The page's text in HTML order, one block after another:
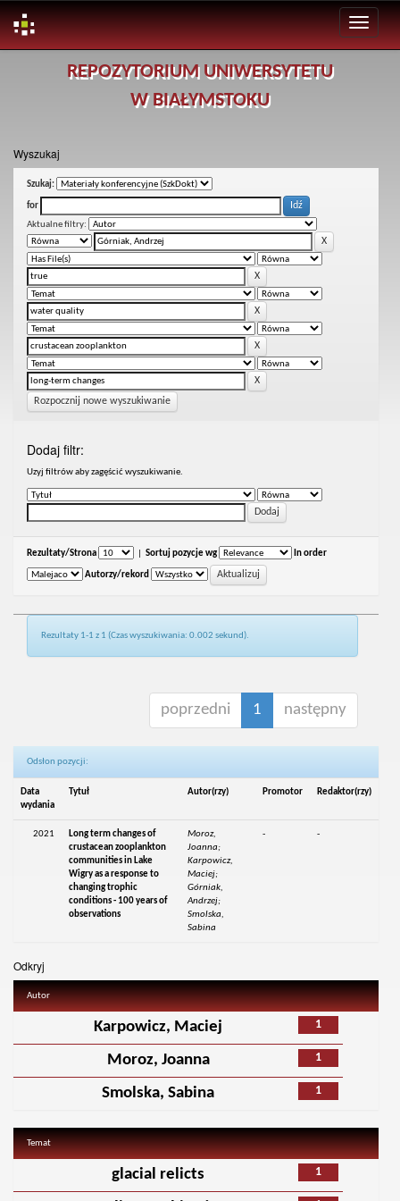
REPOZYTORIUM UNIWERSYTETU
W BIAŁYMSTOKU
Wyszukaj
Szukaj:
for
Aktualne filtry:
Rozpocznij nowe wyszukiwanie
Dodaj filtr:
Uzyj filtrów aby zagęścić wyszukiwanie.
Rezultaty/Strona Sortuj pozycje wg In order
Autorzy/rekord
Rezultaty 1-1 z 1 (Czas wyszukiwania: 0.002 sekund).
poprzedni 1 następny
Odsłon pozycji:
Data
wydania
Tytuł Autor(rzy) Promotor Redaktor(rzy)
2021
Long term changes of
crustacean zooplankton
communities in Lake
Wigry as a response to
changing trophic
conditions - 100 years of
observations
Moroz,
Joanna;
Karpowicz,
Maciej;
Górniak,
Andrzej;
Smolska,
Sabina
- -
Odkryj
Autor
1
Karpowicz, Maciej
1
Moroz, Joanna
1
Smolska, Sabina
Temat
1
glacial relicts